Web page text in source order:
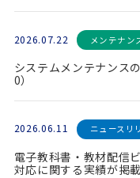
2026.07.22 メンテナン
システムメンテナン
0）
2026.06.11 ニュースリ
電子教科書・教材配信
対応に関する実績が掲